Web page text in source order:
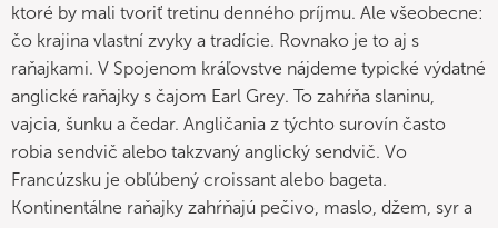
ktoré by mali tvoriť tretinu denného príjmu. Ale všeobecne:
čo krajina vlastní zvyky a tradície. Rovnako je to aj s
raňajkami. V Spojenom kráľovstve nájdeme typické výdatné
anglické raňajky s čajom Earl Grey. To zahŕňa slaninu,
vajcia, šunku a čedar. Angličania z týchto surovín často
robia sendvič alebo takzvaný anglický sendvič. Vo
Francúzsku je obľúbený croissant alebo bageta.
Kontinentálne raňajky zahŕňajú pečivo, maslo, džem, syr a